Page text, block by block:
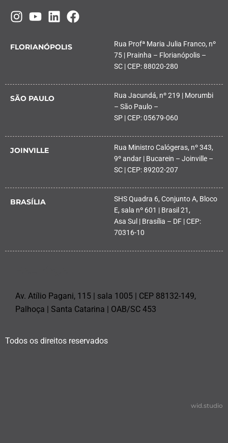
FLORIANÓPOLIS
Rua Profª Maria Julia Franco, nº
75 | Prainha – Florianópolis –
SC | CEP: 88020-280
SÃO PAULO
Rua Jacundá, nº 219 | Morumbi
– São Paulo –
SP | CEP: 05679-060
JOINVILLE
Rua Ministro Calógeras, nº 343,
9º andar | Bucarein – Joinville –
SC | CEP: 89202-207
BRASÍLIA
SHS Quadra 6, Conjunto A, Bloco
E, sala nº 601 | Brasil 21,
Asa Sul | Brasília – DF | CEP:
70316-10
Av. Atílio Pagani, 115 | sala 1005 | CEP 88132-149,
Palhoça | Santa Catarina | OAB/SC 453
Todos os direitos reservados
wid.studio